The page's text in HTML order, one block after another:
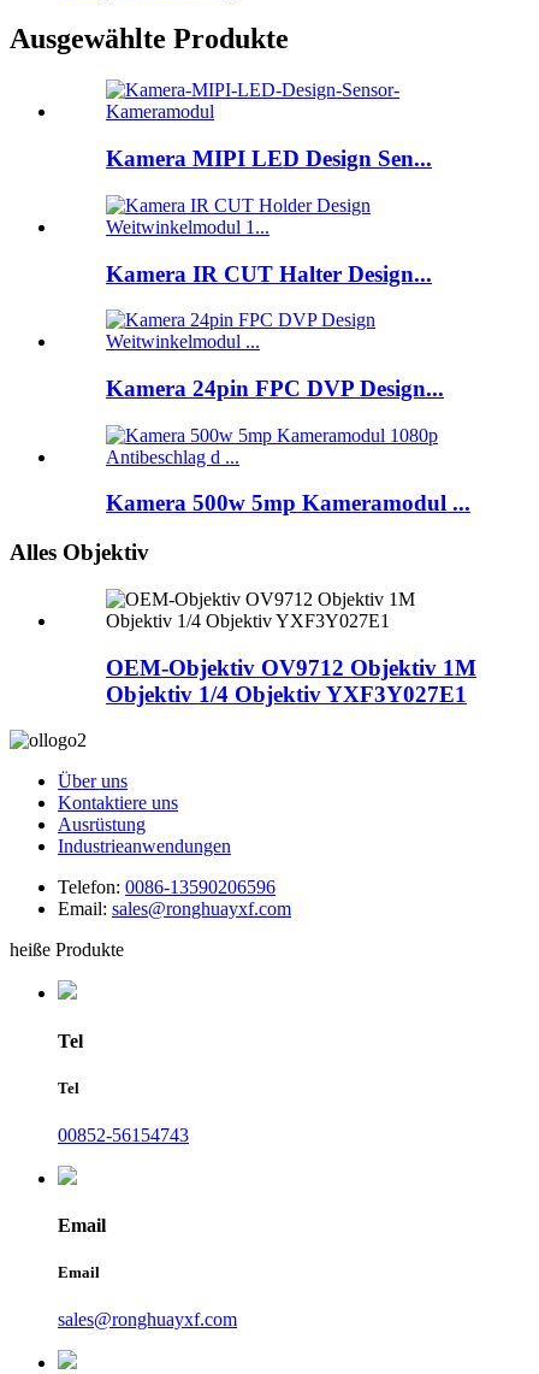
Ausgewählte Produkte
Kamera MIPI LED Design Sen...
Kamera IR CUT Halter Design...
Kamera 24pin FPC DVP Design...
Kamera 500w 5mp Kameramodul ...
Alles Objektiv
OEM-Objektiv OV9712 Objektiv 1M
Objektiv 1/4 Objektiv YXF3Y027E1
Über uns
Kontaktiere uns
Ausrüstung
Industrieanwendungen
Telefon: 0086-13590206596
Email: sales@ronghuayxf.com
heiße Produkte
Tel
Tel
00852-56154743
Email
Email
sales@ronghuayxf.com